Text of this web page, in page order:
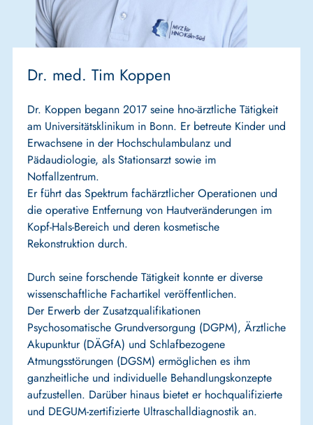
Dr. med. Tim Koppen
Dr. Koppen begann 2017 seine hno-ärztliche Tätigkeit
am Universitätsklinikum in Bonn. Er betreute Kinder und
Erwachsene in der Hochschulambulanz und
Pädaudiologie, als Stationsarzt sowie im
Notfallzentrum.
Er führt das Spektrum fachärztlicher Operationen und
die operative Entfernung von Hautveränderungen im
Kopf-Hals-Bereich und deren kosmetische
Rekonstruktion durch.
Durch seine forschende Tätigkeit konnte er diverse
wissenschaftliche Fachartikel veröffentlichen.
Der Erwerb der Zusatzqualifikationen
Psychosomatische Grundversorgung (DGPM), Ärztliche
Akupunktur (DÄGfA) und Schlafbezogene
Atmungsstörungen (DGSM) ermöglichen es ihm
ganzheitliche und individuelle Behandlungskonzepte
aufzustellen. Darüber hinaus bietet er hochqualifizierte
und DEGUM-zertifizierte Ultraschalldiagnostik an.